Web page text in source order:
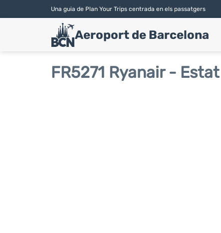
Una guia de Plan Your Trips centrada en els passatgers
Aeroport de Barcelona
FR5271 Ryanair -